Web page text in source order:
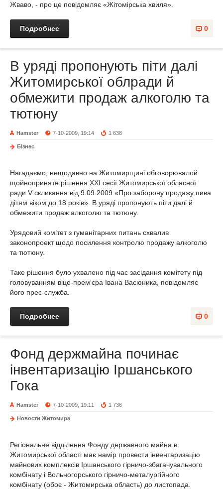
Жваво, - про це повідомляє «Жітомірська хвиля».
0
Подробнее
В уряді пропонують піти далі
Житомирської облради й
обмежити продаж алкоголю та
тютюну
Hamster 7-10-2009, 19:14 1 638
Бізнес
Нагадаємо, нещодавно на Житомирщині обговорювалой
щойноприняте рішення ХХІ сесії Житомирської обласної
ради V скликання від 9.09.2009 «Про заборону продажу пива
дітям віком до 18 років». В уряді пропонують піти далі й
обмежити продаж алкоголю та тютюну.
Урядовий комітет з гуманітарних питань схвалив
законопроект щодо посилення контролю продажу алкоголю
та тютюну.
Таке рішення було ухвалено під час засідання комітету під
головуванням віце-прем‘єра Івана Васюника, повідомляє
його прес-служба.
0
Подробнее
Фонд держмайна починає
інвентаризацію Іршанського
Гока
Hamster 7-10-2009, 19:11 1 736
Новости Житомира
Регіональне відділення Фонду державного майна в
Житомирської області має намір провести інвентаризацію
майнових комплексів Іршанського гірничо-збагачувального
комбінату і Вольногорського гірничо-металургійного
комбінату (обоє - Житомирська область) до листопада.